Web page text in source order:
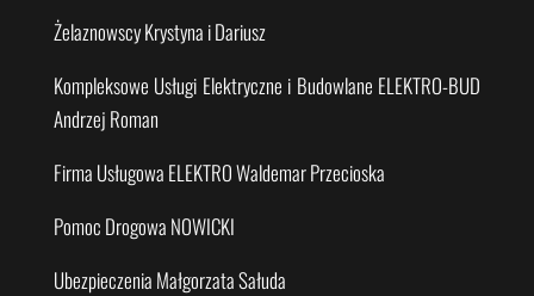
Żelaznowscy Krystyna i Dariusz
Kompleksowe Usługi Elektryczne i Budowlane ELEKTRO-BUD
Andrzej Roman
Firma Usługowa ELEKTRO Waldemar Przecioska
Pomoc Drogowa NOWICKI
Ubezpieczenia Małgorzata Sałuda